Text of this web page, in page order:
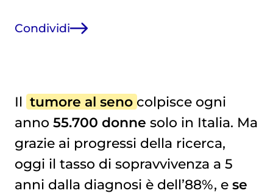
Condividi
Il tumore al seno colpisce ogni
anno 55.700 donne solo in Italia. Ma
grazie ai progressi della ricerca,
oggi il tasso di sopravvivenza a 5
anni dalla diagnosi è dell’88%, e se